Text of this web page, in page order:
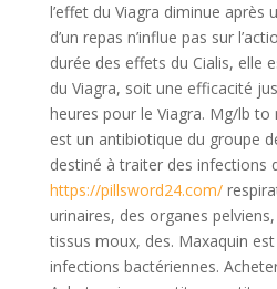
l’effet du Viagra diminue après
d’un repas n’influe pas sur
durée des effets du Cialis, elle
du Viagra, soit une efficacité
heures pour le Viagra. Mg/lb
est un antibiotique du groupe
destiné à traiter des infections
https://pillsword24.com/
urinaires, des organes
tissus moux, des. Maxaquin
infections bactériennes.